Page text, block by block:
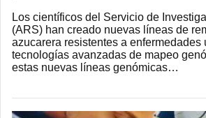
Los científicos del Servicio de
(ARS) han creado nuevas líneas de
azucarera resistentes a enfermedades
tecnologías avanzadas de mapeo
estas nuevas líneas genómicas…